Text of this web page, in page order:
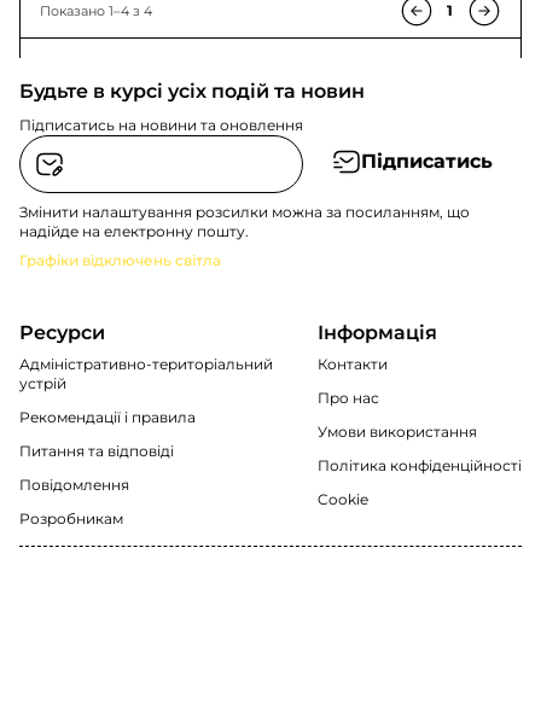
Показано 1–4 з 4 1
Будьте в курсі усіх подій та новин
Підписатись на новини та оновлення
Підписатись
Змінити налаштування розсилки можна за посиланням, що
надійде на електронну пошту.
Графіки відключень світла
Ресурси
Адміністративно-територіальний
устрій
Рекомендації i правила
Питання та відповіді
Повідомлення
Розробникам
Інформація
Контакти
Про нас
Умови використання
Політика конфіденційності
Cookie